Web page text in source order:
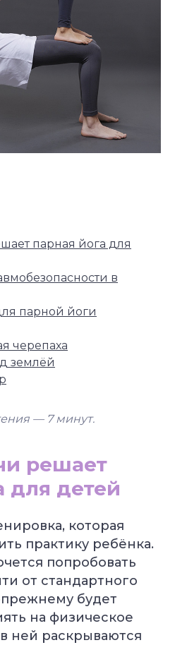
парная йога для
в
парной йоги
черепаха
землёй
— 7 минут.
решает
для детей
которая
практику ребёнка.
попробовать
от стандартного
прежнему будет
на физическое
ней раскрываются